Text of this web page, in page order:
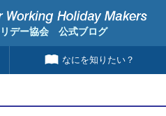
リデー協会 公式ブログ
なにを知りたい？